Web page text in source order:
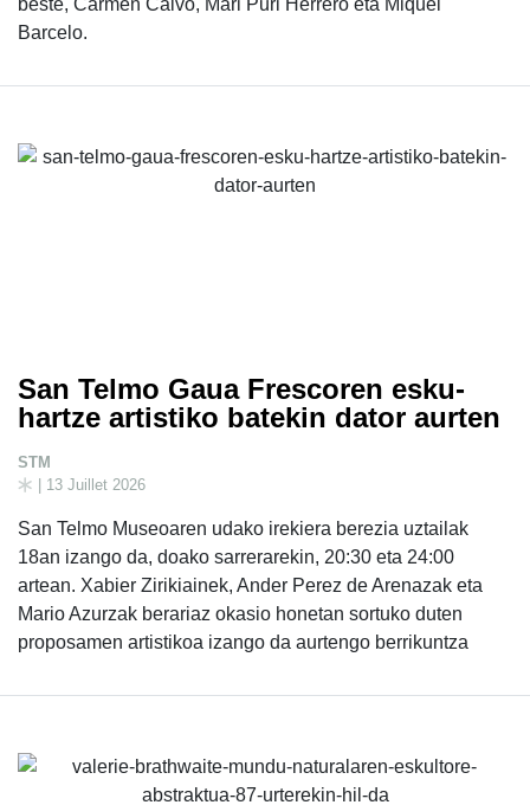
beste, Carmen Calvo, Mari Puri Herrero eta Miquel
Barcelo.
San Telmo Gaua Frescoren esku-
hartze artistiko batekin dator aurten
STM
| 13 Juillet 2026
San Telmo Museoaren udako irekiera berezia uztailak
18an izango da, doako sarrerarekin, 20:30 eta 24:00
artean. Xabier Zirikiainek, Ander Perez de Arenazak eta
Mario Azurzak berariaz okasio honetan sortuko duten
proposamen artistikoa izango da aurtengo berrikuntza